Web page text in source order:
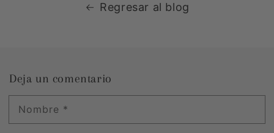
Regresar al blog
Deja un comentario
Nombre *